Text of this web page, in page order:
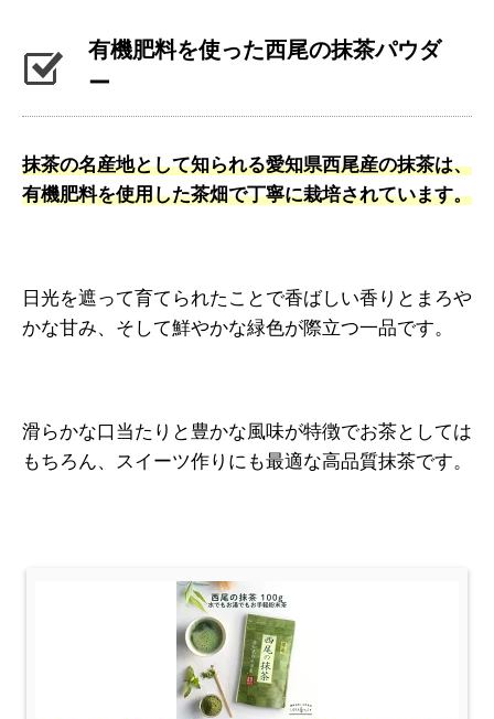
有機肥料を使った西尾の抹茶パウダ
ー
抹茶の名産地として知られる愛知県西尾産の抹茶は、
有機肥料を使用した茶畑で丁寧に栽培されています。
日光を遮って育てられたことで香ばしい香りとまろや
かな甘み、そして鮮やかな緑色が際立つ一品です。
滑らかな口当たりと豊かな風味が特徴でお茶としては
もちろん、スイーツ作りにも最適な高品質抹茶です。